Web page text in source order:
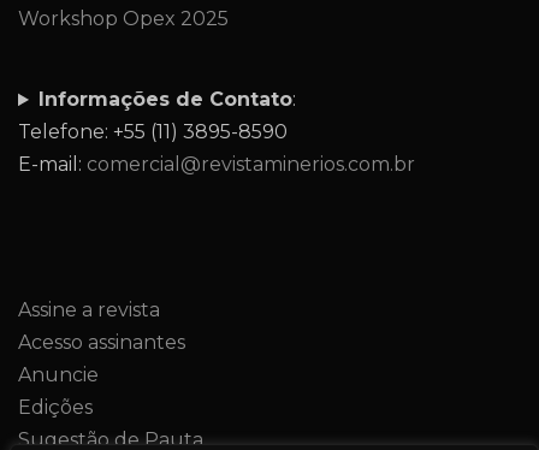
Workshop Opex 2025
Informações de Contato:
Telefone: +55 (11) 3895-8590
E-mail: comercial@revistaminerios.com.br
Assine a revista
Acesso assinantes
Anuncie
Edições
Sugestão de Pauta